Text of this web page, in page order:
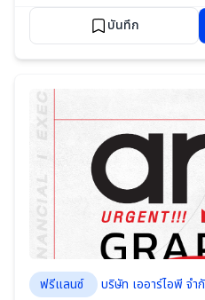
บันทึก
ฟรีแลนซ์ บริษัท เออาร์ไอพี จ